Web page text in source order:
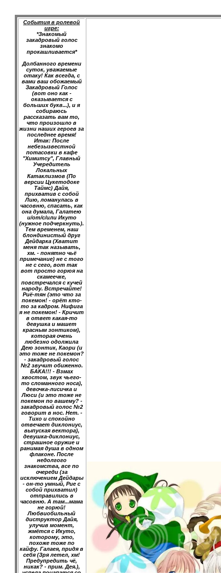
События в ролевой
игре:
*Знакомый
закадровый голос
знакомо
прокашливается*
Долбанного времени
суток, уважаемые
отаку! Как всегда, с
вами ваш обожаемый
Закадровый Голос
(вот оно как -
оказывается с
больших букв...), и я
собираюсь
рассказать вам то,
что произошло в
жизни наших героев за
последнее время!
Итак: После
небезызвестной
потасовки в кафе
"Химитсу", Главный
Учередитель
Локальных
Катаклизмов (По
версии Цукетодоке
Таймс) Дайя,
прихватив с собой
Лию, ломанулась в
часовню, спасать, как
она думала, Галатею
и/от/с/или Икуто
(нужное подчеркнуть).
Тем временем, наш
блондинистый друг
Дейдарка (Хватит
меня так называть,
хм. - понятно чьё
примечание) не с того
не с сего, вот так
вот просто горюя на
скамеечке,
повстречался с кучей
народу. Встречайте!
Риё-тян (это что за
покемон! - орёт кто-
то за кадром. Нифига
я не покемон! - Кричит
в ответ какая-то
девушка и машет
красным зонтиком),
которая очень
любезно одолжила
Дею зонтик, Каори (и
это тоже не покемон?
- закадровый голос
№2 звучит обиженно.
БАКА!!! - Взмах
хвостом, звук чьего-
то сломанного носа),
девочка-лисичка и
Люси (и это тоже не
покемон по вашему? -
закадровый голос №2
говорит в нос. Нет. -
Тихо и спокойно
отвечает диклониус,
выпуская вектора),
девушка-диклониус,
страшное оружие и
ранимая душа в одном
флаконе. После
недолгого
знакомства, все по
очереди (за
исключением Дейдары
- он-то умный, Рие с
собой прихватил)
отправились в
часовню. А там...мама
не горюй!
Любвиобильный
диструктор Дайя,
улучив момент,
жмётся с Икуто,
которому, это,
похоже тоже по
кайфу. Галаея, придя в
себя (Зря летел, хм!
Предупредить чё,
никак? - прим. Дея.),